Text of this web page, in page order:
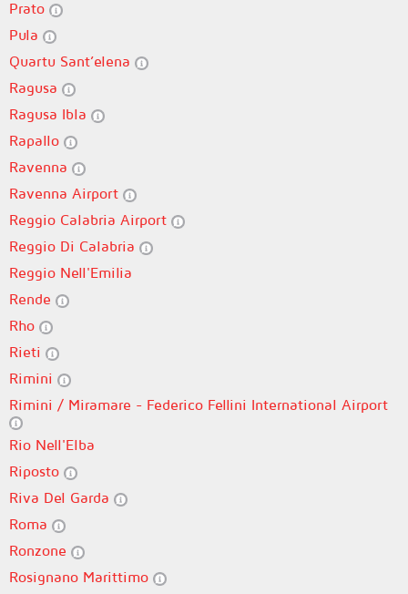
Prato
Pula
Quartu Sant’elena
Ragusa
Ragusa Ibla
Rapallo
Ravenna
Ravenna Airport
Reggio Calabria Airport
Reggio Di Calabria
Reggio Nell'Emilia
Rende
Rho
Rieti
Rimini
Rimini / Miramare - Federico Fellini International Airport
Rio Nell'Elba
Riposto
Riva Del Garda
Roma
Ronzone
Rosignano Marittimo